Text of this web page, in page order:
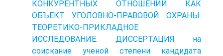
КОНКУРЕНТНЫХ ОТНОШЕНИЙ КАК
ОБЪЕКТ УГОЛОВНО-ПРАВОВОЙ ОХРАНЫ:
ТЕОРЕТИКО-ПРИКЛАДНОЕ
ИССЛЕДОВАНИЕ. ДИССЕРТАЦИЯ на
соискание ученой степени кандидата